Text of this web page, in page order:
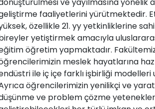
faaliyetlerini yürütmektedir.
özellikle 21. yy yetkinliklerine
yetiştirmek amacıyla
öğretim yapmaktadır.
meslek hayatlarına
ile iç içe farklı işbirliği modelleri
öğrencilerimizin yenilikçi ve
ve problem çözme